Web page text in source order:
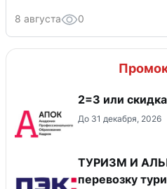
8 августа 0
2=3 или
До 31 декабря, 2026
ТУРИЗМ И
перевозку